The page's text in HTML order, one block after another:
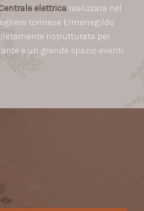
elettrica realizzata nel
torinese Ermenegildo
ristrutturata per
e un grande spazio eventi.